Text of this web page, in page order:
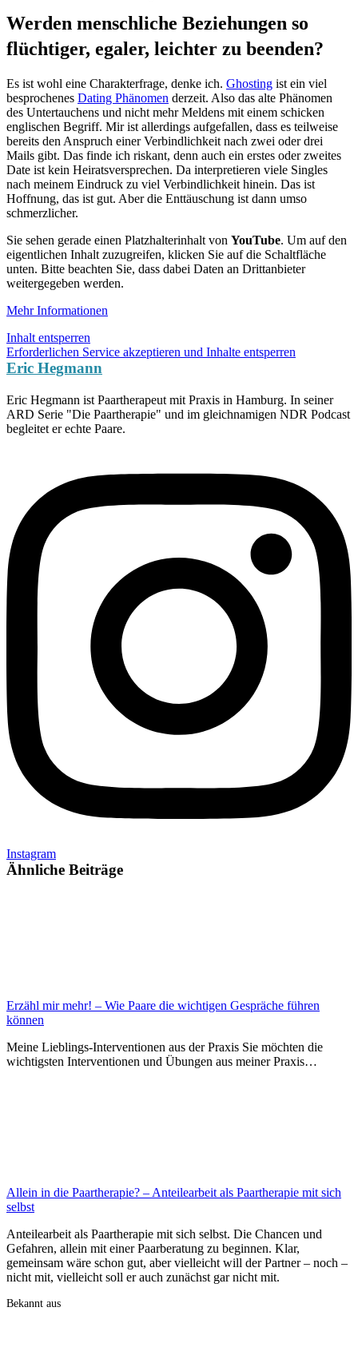
Werden menschliche Beziehungen so
flüchtiger, egaler, leichter zu beenden?
Es ist wohl eine Charakterfrage, denke ich. Ghosting ist ein viel
besprochenes Dating Phänomen derzeit. Also das alte Phänomen
des Untertauchens und nicht mehr Meldens mit einem schicken
englischen Begriff. Mir ist allerdings aufgefallen, dass es teilweise
bereits den Anspruch einer Verbindlichkeit nach zwei oder drei
Mails gibt. Das finde ich riskant, denn auch ein erstes oder zweites
Date ist kein Heiratsversprechen. Da interpretieren viele Singles
nach meinem Eindruck zu viel Verbindlichkeit hinein. Das ist
Hoffnung, das ist gut. Aber die Enttäuschung ist dann umso
schmerzlicher.
Sie sehen gerade einen Platzhalterinhalt von YouTube. Um auf den
eigentlichen Inhalt zuzugreifen, klicken Sie auf die Schaltfläche
unten. Bitte beachten Sie, dass dabei Daten an Drittanbieter
weitergegeben werden.
Mehr Informationen
Inhalt entsperren
Erforderlichen Service akzeptieren und Inhalte entsperren
Eric Hegmann
Eric Hegmann ist Paartherapeut mit Praxis in Hamburg. In seiner
ARD Serie "Die Paartherapie" und im gleichnamigen NDR Podcast
begleitet er echte Paare.
Instagram
Ähnliche Beiträge
Erzähl mir mehr! – Wie Paare die wichtigen Gespräche führen
können
Meine Lieblings-Interventionen aus der Praxis Sie möchten die
wichtigsten Interventionen und Übungen aus meiner Praxis…
Allein in die Paartherapie? – Anteilearbeit als Paartherapie mit sich
selbst
Anteilearbeit als Paartherapie mit sich selbst. Die Chancen und
Gefahren, allein mit einer Paarberatung zu beginnen. Klar,
gemeinsam wäre schon gut, aber vielleicht will der Partner – noch –
nicht mit, vielleicht soll er auch zunächst gar nicht mit.
Bekannt aus